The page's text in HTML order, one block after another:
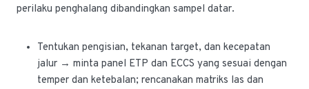
perilaku penghalang dibandingkan sampel datar.
Tentukan pengisian, tekanan target, dan kecepatan
jalur → minta panel ETP dan ECCS yang sesuai dengan
temper dan ketebalan; rencanakan matriks las dan